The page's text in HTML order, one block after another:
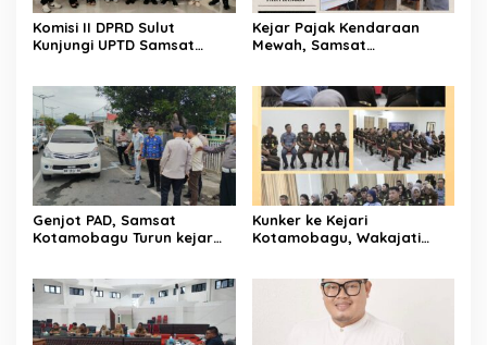
Komisi II DPRD Sulut
Kunjungi UPTD Samsat
Kejar Pajak Kendaraan
Mewah, Samsat
Genjot PAD, Samsat
Kotamobagu Turun kejar
Kunker ke Kejari
Kotamobagu, Wakajati